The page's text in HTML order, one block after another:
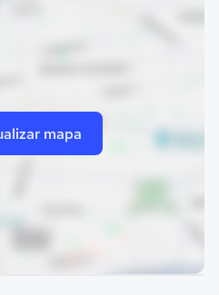
mapa